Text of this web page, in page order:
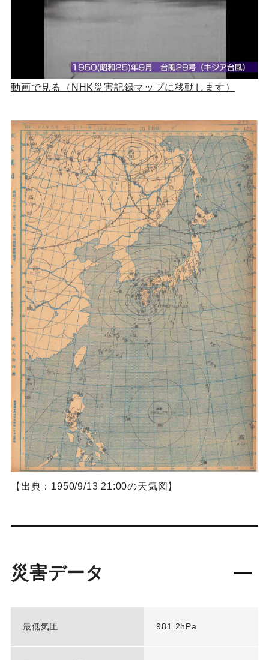
動画で見る（NHK災害記録マップに移動します）
【出典：1950/9/13 21:00の天気図】
災害データ
最低気圧 981.2hPa